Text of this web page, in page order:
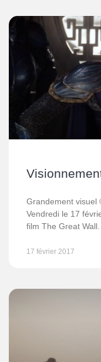
Grandement visuel
Vendredi le 17
film The Great
17 février 2017